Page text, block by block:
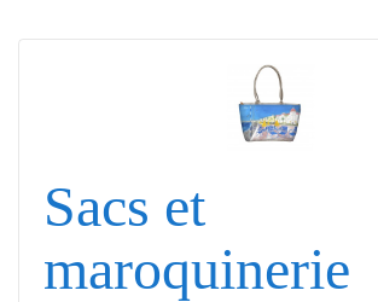
Sacs et
maroquinerie